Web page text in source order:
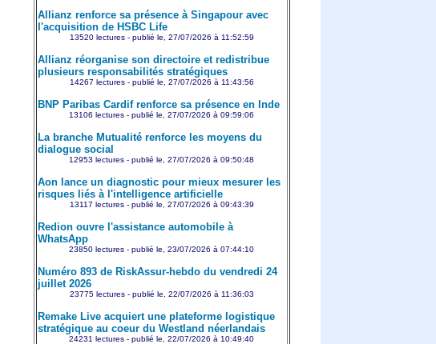
Allianz renforce sa présence à Singapour avec
l'acquisition de HSBC Life
13520 lectures - publié le, 27/07/2026 à 11:52:59
Allianz réorganise son directoire et redistribue
plusieurs responsabilités stratégiques
14267 lectures - publié le, 27/07/2026 à 11:43:56
BNP Paribas Cardif renforce sa présence en Inde
13106 lectures - publié le, 27/07/2026 à 09:59:06
La branche Mutualité renforce les moyens du
dialogue social
12953 lectures - publié le, 27/07/2026 à 09:50:48
Aon lance un diagnostic pour mieux mesurer les
risques liés à l'intelligence artificielle
13117 lectures - publié le, 27/07/2026 à 09:43:39
Redion ouvre l'assistance automobile à
WhatsApp
23850 lectures - publié le, 23/07/2026 à 07:44:10
Numéro 893 de RiskAssur-hebdo du vendredi 24
juillet 2026
23775 lectures - publié le, 22/07/2026 à 11:36:03
Remake Live acquiert une plateforme logistique
stratégique au coeur du Westland néerlandais
24231 lectures - publié le, 22/07/2026 à 10:49:40